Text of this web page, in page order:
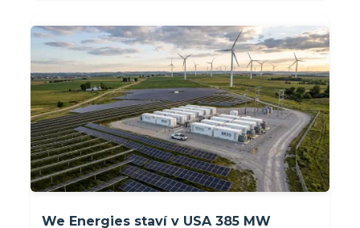
We Energies staví v USA 385 MW